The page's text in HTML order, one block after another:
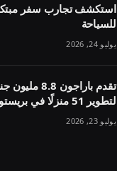
استكشف تجارب سفر
للسياحة
يوليو 24, 2026
تقدم باراجون
لتطوير 51 منزلًا في بريستون
يوليو 23, 2026